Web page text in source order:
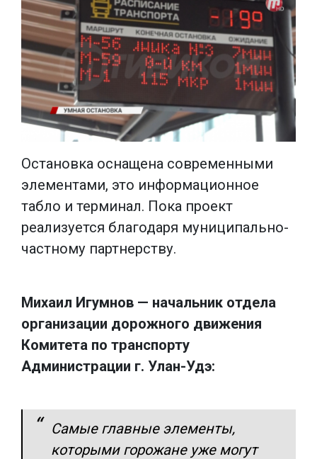
Остановка оснащена современными
элементами, это информационное
табло и терминал. Пока проект
реализуется благодаря муниципально-
частному партнерству.
Михаил Игумнов — начальник отдела
организации дорожного движения
Комитета по транспорту
Администрации г. Улан-Удэ:
Самые главные элементы,
которыми горожане уже могут